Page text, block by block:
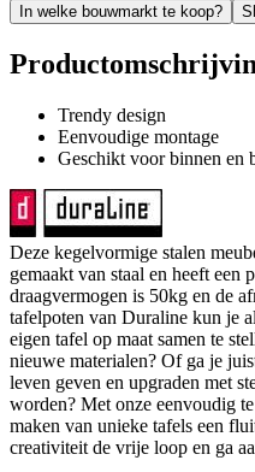
In welke bouwmarkt te koop?
Trendy design
Eenvoudige montage
Geschikt voor binnen en
Deze kegelvormige stalen
gemaakt van staal en heeft een
draagvermogen is 50kg en de
tafelpoten van Duraline kun je
eigen tafel op maat samen te
nieuwe materialen? Of ga je
leven geven en upgraden met
worden? Met onze eenvoudig
maken van unieke tafels een
creativiteit de vrije loop en ga